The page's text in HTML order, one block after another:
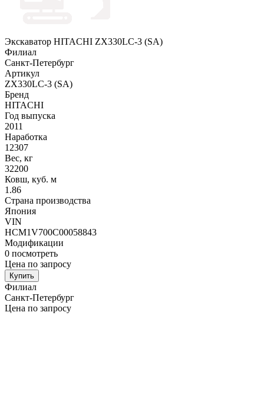
Экскаватор HITACHI ZX330LC-3 (SA)
Филиал
Санкт-Петербург
Артикул
ZX330LC-3 (SA)
Бренд
HITACHI
Год выпуска
2011
Наработка
12307
Вес, кг
32200
Ковш, куб. м
1.86
Страна производства
Япония
VIN
HCM1V700C00058843
Модификации
0 посмотреть
Цена по запросу
Купить
Филиал
Санкт-Петербург
Цена по запросу